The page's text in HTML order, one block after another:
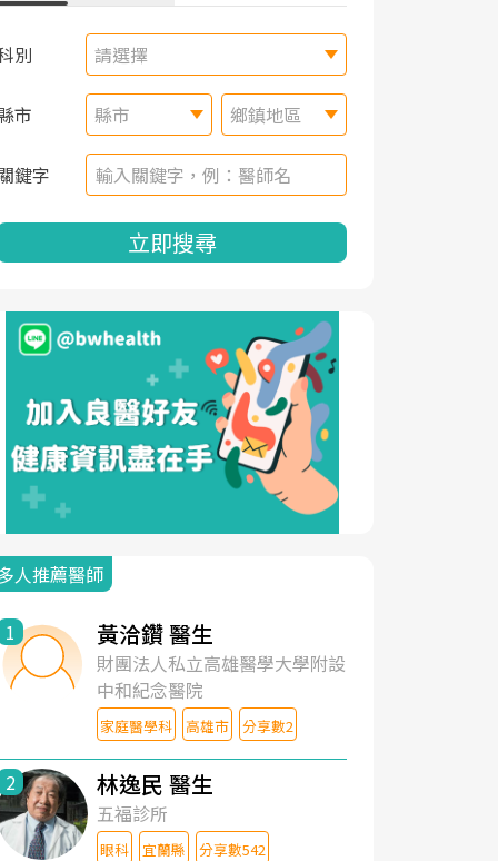
別 請選擇
市 縣市 鄉鎮地區
鍵字
立即搜尋
人推薦醫師
1 黃洽鑽 醫生
財團法人私立高雄醫學大學附設
中和紀念醫院
家庭醫學科 高雄市 分享數2
2 林逸民 醫生
五福診所
眼科 宜蘭縣 分享數542